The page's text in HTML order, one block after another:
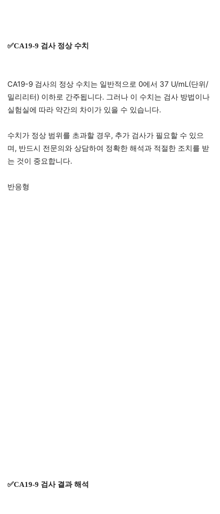
✅CA19-9 검사 정상 수치
CA19-9 검사의 정상 수치는 일반적으로 0에서 37 U/mL(단위/
밀리리터) 이하로 간주됩니다. 그러나 이 수치는 검사 방법이나
실험실에 따라 약간의 차이가 있을 수 있습니다.
수치가 정상 범위를 초과할 경우, 추가 검사가 필요할 수 있으
며, 반드시 전문의와 상담하여 정확한 해석과 적절한 조치를 받
는 것이 중요합니다.
반응형
✅CA19-9 검사 결과 해석